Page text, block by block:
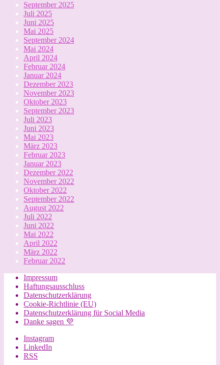
September 2025
Juli 2025
Juni 2025
Mai 2025
September 2024
Mai 2024
April 2024
Februar 2024
Januar 2024
Dezember 2023
November 2023
Oktober 2023
September 2023
Juli 2023
Juni 2023
Mai 2023
März 2023
Februar 2023
Januar 2023
Dezember 2022
November 2022
Oktober 2022
September 2022
August 2022
Juli 2022
Juni 2022
Mai 2022
April 2022
März 2022
Februar 2022
Impressum
Haftungsausschluss
Datenschutzerklärung
Cookie-Richtlinie (EU)
Datenschutzerklärung für Social Media
Danke sagen 💜
Instagram
LinkedIn
RSS